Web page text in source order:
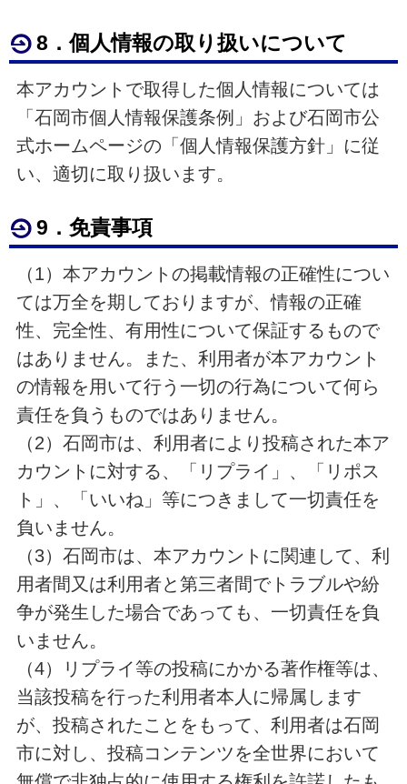
8．個人情報の取り扱いについて
本アカウントで取得した個人情報については
「石岡市個人情報保護条例」および石岡市公
式ホームページの「個人情報保護方針」に従
い、適切に取り扱います。
9．免責事項
（1）本アカウントの掲載情報の正確性につい
ては万全を期しておりますが、情報の正確
性、完全性、有用性について保証するもので
はありません。また、利用者が本アカウント
の情報を用いて行う一切の行為について何ら
責任を負うものではありません。
（2）石岡市は、利用者により投稿された本ア
カウントに対する、「リプライ」、「リポス
ト」、「いいね」等につきまして一切責任を
負いません。
（3）石岡市は、本アカウントに関連して、利
用者間又は利用者と第三者間でトラブルや紛
争が発生した場合であっても、一切責任を負
いません。
（4）リプライ等の投稿にかかる著作権等は、
当該投稿を行った利用者本人に帰属します
が、投稿されたことをもって、利用者は石岡
市に対し、投稿コンテンツを全世界において